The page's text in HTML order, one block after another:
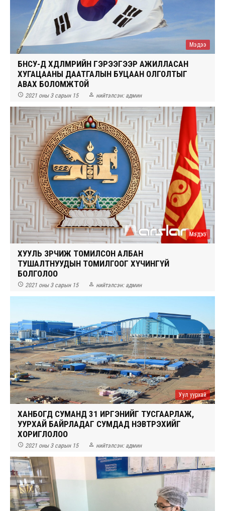
Мэдээ
БНСУ-Д ХӨДӨЛМӨРИЙН ГЭРЭЭГЭЭР АЖИЛЛАСАН
ХУГАЦААНЫ ДААТГАЛЫН БУЦААН ОЛГОЛТЫГ
АВАХ БОЛОМЖТОЙ
 2021 оны 3 сарын 15  нийтэлсэн: админ
Мэдээ
ХУУЛЬ ЗӨРЧИЖ ТОМИЛСОН АЛБАН
ТУШАЛТНУУДЫН ТОМИЛГООГ ХҮЧИНГҮЙ
БОЛГОЛОО
 2021 оны 3 сарын 15  нийтэлсэн: админ
Уул уурхай
ХАНБОГД СУМАНД 31 ИРГЭНИЙГ ТУСГААРЛАЖ,
УУРХАЙ БАЙРЛАДАГ СУМДАД НЭВТРЭХИЙГ
ХОРИГЛОЛОО
 2021 оны 3 сарын 15  нийтэлсэн: админ